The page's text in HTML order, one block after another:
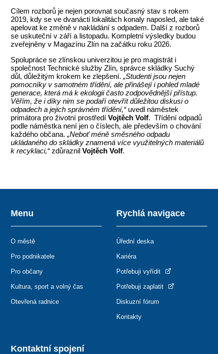
Cílem rozborů je nejen porovnat současný stav s rokem
2019, kdy se ve dvanácti lokalitách konaly naposled, ale také
apelovat ke změně v nakládání s odpadem. Další z rozborů
se uskuteční v září a listopadu. Kompletní výsledky budou
zveřejněny v Magazínu Zlín na začátku roku 2026.
Spolupráce se zlínskou univerzitou je pro magistrát i
společnost Technické služby Zlín, správce skládky Suchý
důl, důležitým krokem ke zlepšení.„Studenti jsou nejen
pomocníky v samotném třídění, ale přinášejí i pohled mladé
generace, která má k ekologii často zodpovědnější přístup.
Věřím, že i díky nim se podaří otevřít důležitou diskusi o
odpadech a jejich správném třídění,“uvedl náměstek
primátora pro životní prostředíVojtěch Volf. Třídění odpadů
podle náměstka není jen o číslech, ale především o chování
každého občana.„Neboť méně směsného odpadu
ukládaného do skládky znamená více využitelných materiálů
k recyklaci,“zdůraznilVojtěch Volf.
Kontaktní spojení
Menu
O městě
Pro podnikatele
Pro občany
Kultura, sport a volný čas
Otevřená radnice
Rychlá navigace
Úřední deska
Kariéra
Potřebuji vyřídit
Potřebuji zaplatit
Diskuzní fórum
Kontakty